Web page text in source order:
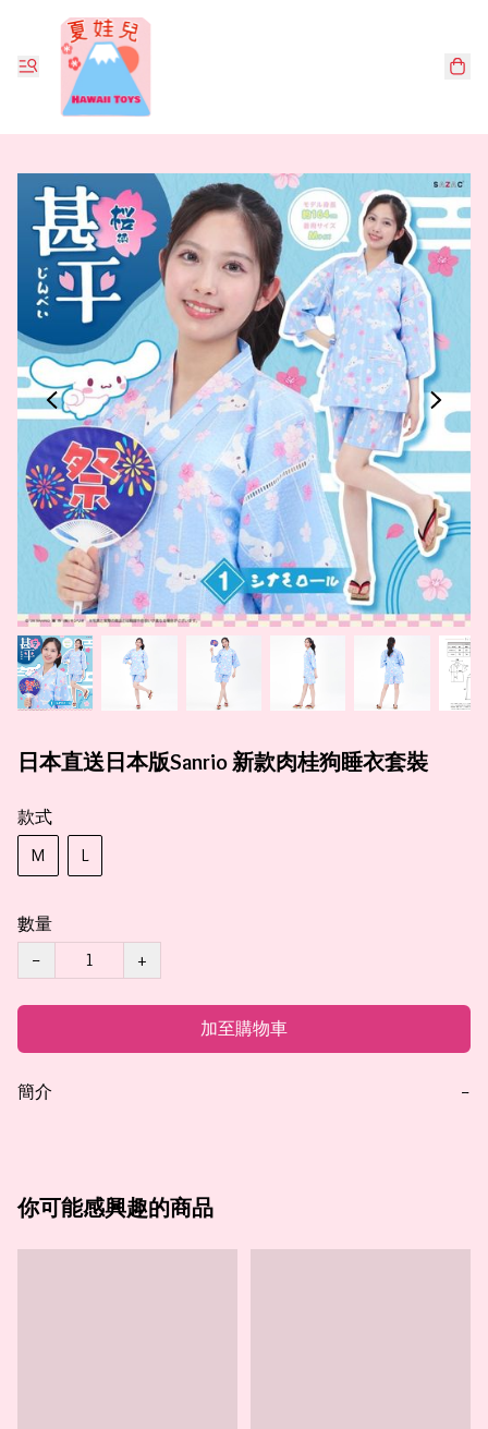
日本直送日本版Sanrio 新款肉桂狗睡衣套裝
款式
M
L
數量
−
+
加至購物車
簡介 −
你可能感興趣的商品